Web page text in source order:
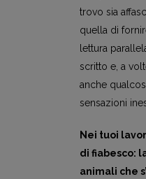
trovo sia
quella di
lettura
scritto e, a
anche
sensazioni
Nei tuoi
di fiabesco:
animali che